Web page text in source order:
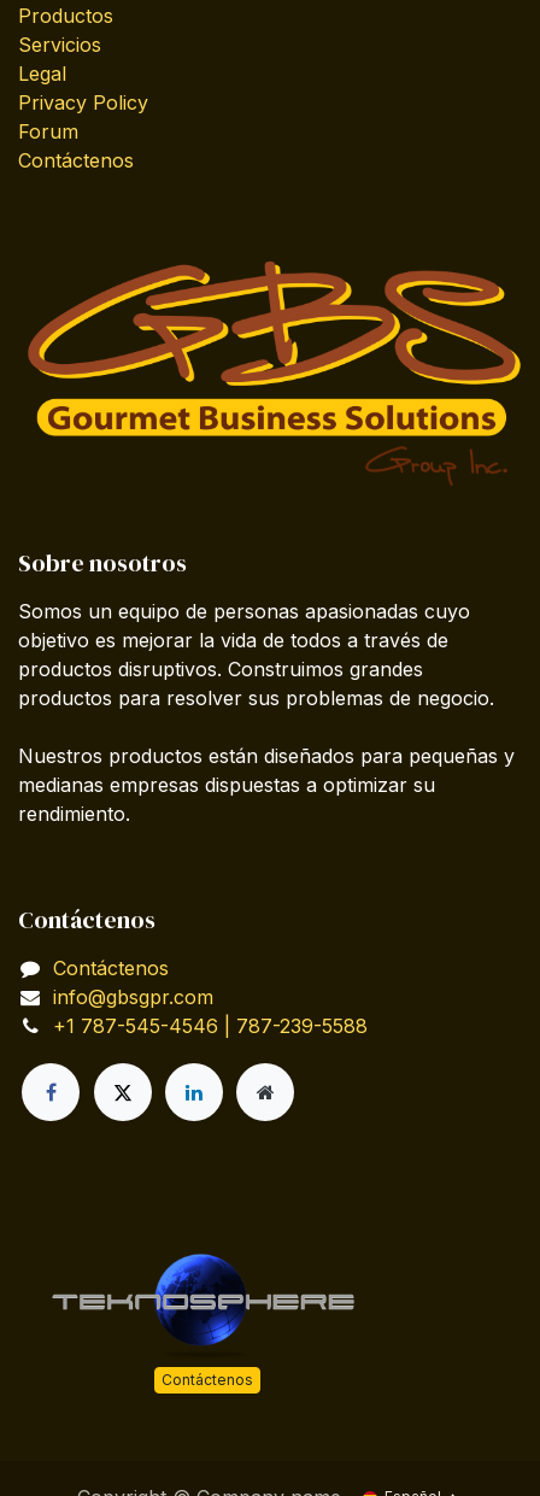
Productos
Servicios
Legal
Privacy Policy
Forum
Contáctenos
Sobre nosotros
Somos un equipo de personas apasionadas cuyo
objetivo es mejorar la vida de todos a través de
productos disruptivos. Construimos grandes
productos para resolver sus problemas de negocio.
Nuestros productos están diseñados para pequeñas y
medianas empresas dispuestas a optimizar su
rendimiento.
Contáctenos
Contáctenos
info@gbsgpr.com
+1 787-545-4546 | 787-239-5588
Contáctenos